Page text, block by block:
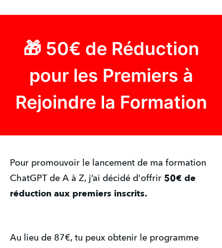
🎁 50€ de Réduction
pour les Premiers à
Rejoindre la Formation
Pour promouvoir le lancement de ma formation
ChatGPT de A à Z, j’ai décidé d'offrir 50€ de
réduction aux premiers inscrits.
Au lieu de 87€, tu peux obtenir le programme